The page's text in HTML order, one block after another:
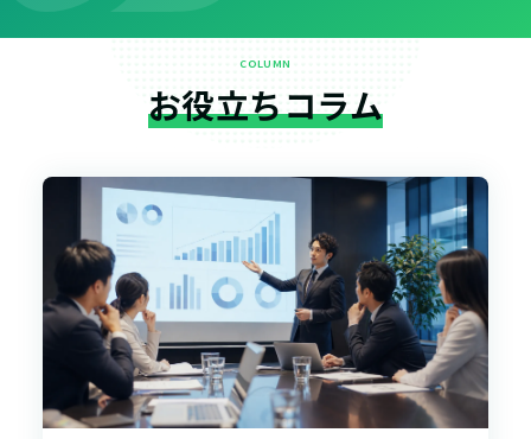
COLUMN
お役立ちコラム